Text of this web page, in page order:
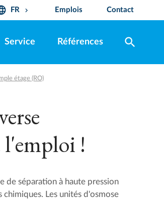
FR keyboard_arrow_down Emplois Contact
Service Références search
étage (RO)
l'emploi !
de séparation à haute pression
Les unités d'osmose